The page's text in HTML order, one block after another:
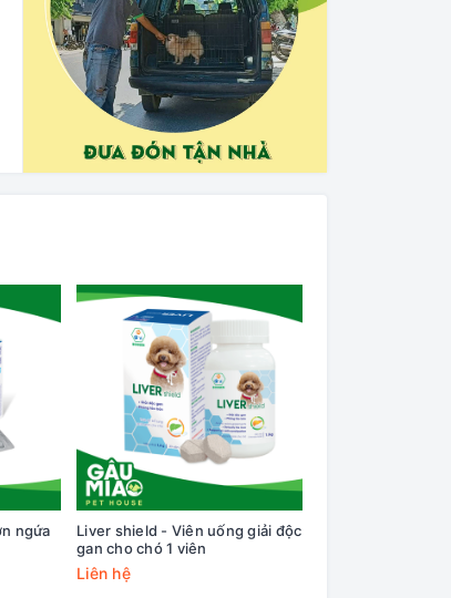
ngứa
Liver shield - Viên uống giải độc
gan cho chó 1 viên
Liên hệ